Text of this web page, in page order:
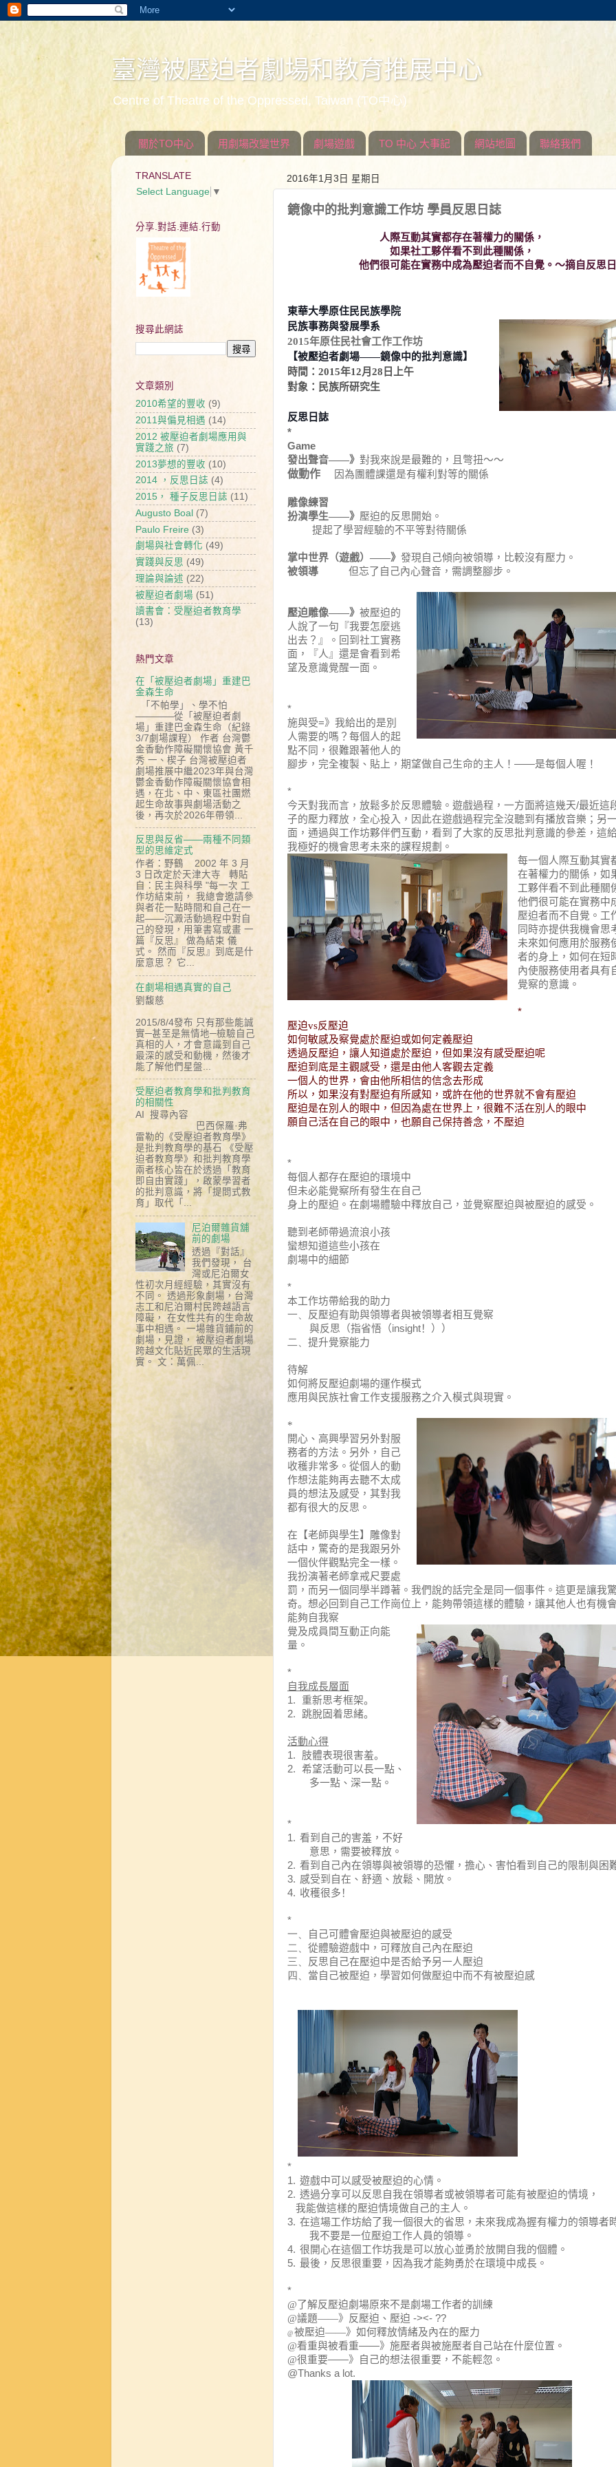
臺灣被壓迫者劇場和教育推展中心
Centre of Theatre of the Oppressed, Taiwan (TO中心)
關於TO中心 用劇場改變世界 劇場遊戲 TO 中心 大事記 網站地圖 聯絡我們
2016年1月3日 星期日
鏡像中的批判意識工作坊 學員反思日誌
人際互動其實都存在著權力的關係，
如果社工夥伴看不到此種關係，
他們很可能在實務中成為壓迫者而不自覺。～摘自反思
東華大學原住民民族學院
民族事務與發展學系
2015年原住民社會工作工作坊
【被壓迫者劇場——鏡像中的批判意識】
時間： 2015年12月 28 日上午
對象：民族所研究生
反思日誌
*
Game
發出聲音——》 對我來說是最難的，且彆扭～～
做動作 因為團體課還是有權利對等的關係
雕像練習
扮演學生——》 壓迫的反思開始。
提起了學習經驗的不平等對待關係
掌中世界（遊戲）——》 發現自己傾向被領導， 比較沒有壓力。
被領導
但忘了自己內心聲音，需調整腳步。
壓迫雕像——》 被壓迫的
人說了一句『我要怎麼逃
出去？』。 回到社工實務
面，『人』還是會看到希
望及意識覺醒一面。
*
施與受=》我給出的是別
人需要的嗎？ 每個人的起
點不同，很難跟著他人的
腳步，完全複製、貼上，期望做自己生命的主人！——是每個人喔！
*
今天對我而言，放鬆多於反思體驗。遊戲過程，一方面將這幾天/最近這
子的壓力釋放，全心投入，因此在遊戲過程完全沒聽到有播放音樂；另
面，通過與工作坊夥伴們互動，看到了大家的反思批判意識的參差，這
我極好的機會思考未來的課程規劃。
每一個人際互動其實
在著權力的關係，如
工夥伴看不到此種關
他們很可能在實務中
壓迫者而不自覺。工
同時亦提供我機會思
未來如何應用於服務
者的身上，如何在短
內使服務使用者具有
覺察的意識。
*
壓迫vs反壓迫
如何敏感及察覺處於壓迫或如何定義壓迫
透過反壓迫，讓人知道處於壓迫，但如果沒有感受壓迫呢
壓迫到底是主觀感受，還是由他人客觀去定義
一個人的世界，會由他所相信的信念去形成
所以，如果沒有對壓迫有所感知，或許在他的世界就不會有壓迫
壓迫是在別人的眼中，但因為處在世界上，很難不活在別人的眼中
願自己活在自己的眼中，也願自己保持善念，不壓迫
*
每個人都存在壓迫的環境中
但未必能覺察所有發生在自己
身上的壓迫。在劇場體驗中釋放自己，並覺察壓迫與被壓迫的感受。
聽到老師帶過流浪小孩
蠻想知道這些小孩在
劇場中的細節
*
本工作坊帶給我的助力
一、 反壓迫有助與領導者與被領導者相互覺察
與反思（指省悟（insight！））
二、 提升覺察能力
待解
如何將反壓迫劇場的運作模式
應用與民族社會工作支援服務之介入模式與現實。
*
開心、高興學習另外對服
務者的方法。另外，自己
收穫非常多。從個人的動
作想法能夠再去聽不太成
員的想法及感受，其對我
都有很大的反思。
在【老師與學生】雕像對
話中，驚奇的是我跟另外
一個伙伴觀點完全一樣。
我扮演著老師拿戒尺要處
罰，而另一個同學半蹲著。我們說的話完全是同一個事件。這更是讓我
奇。 想必回到自己工作崗位上，能夠帶領這樣的體驗，讓其他人也有機
能夠自我察
覺及成員間互動正向能
量。
*
自我成長層面
1.
重新思考框架。
2.
跳脫固着思緒。
活動心得
1.
肢體表現很害羞。
2.
希望活動可以長一點、
多一點、深一點。
*
1. 看到自己的害羞，不好
意思，需要被釋放。
2. 看到自己內在領導與被領導的恐懼，擔心、 害怕看到自己的限制與困
3. 感受到自在、舒適、放鬆、開放。
4. 收穫很多！
*
一、
自己可體會壓迫與被壓迫的感受
二、 從體驗遊戲中，可釋放自己內在壓迫
三、 反思自己在壓迫中是否給予另一人壓迫
四、 當自己被壓迫，學習如何做壓迫中而不有被壓迫感
*
1. 遊戲中可以感受被壓迫的心情。
2. 透過分享可以反思自我在領導者或被領導者可能有被壓迫的情境，
我能做這樣的壓迫情境做自己的主人。
3. 在這場工作坊給了我一個很大的省思，未來我成為握有權力的領導者
我不要是一位壓迫工作人員的領導。
4. 很開心在這個工作坊我是可以放心並勇於放開自我的個體。
5. 最後，反思很重要，因為我才能夠勇於在環境中成長。
*
@了解反壓迫劇場原來不是劇場工作者的訓練
@議題——》反壓迫、壓迫 -><- ??
@ 被壓迫——》如何釋放情緒及內在的壓力
@看重與被看重——》施壓者與被施壓者自己站在什麼位置。
@很重要——》自己的想法很重要，不能輕忽。
@Thanks a lot.
TRANSLATE
Select Language ▼
分享.對話.連結.行動
搜尋此網誌
文章類別
2010希望的豐收 (9)
2011與偏見相遇 (14)
2012 被壓迫者劇場應用與
實踐之旅 (7)
2013夢想的豐收 (10)
2014 ，反思日誌 (4)
2015， 種子反思日誌 (11)
Augusto Boal (7)
Paulo Freire (3)
劇場與社會轉化 (49)
實踐與反思 (49)
理論與論述 (22)
被壓迫者劇場 (51)
讀書會：受壓迫者教育學
(13)
熱門文章
在「被壓迫者劇場」重建巴
金森生命
「不帕學」、學不怕
————從「被壓迫者劇
場」重建巴金森生命（紀錄
3/7劇場課程） 作者 台灣鬱
金香動作障礙關懷協會 黃千
秀 一、楔子 台灣被壓迫者
劇場推展中繼2023年與台灣
鬱金香動作障礙關懷協會相
遇，在北、中、東區社團燃
起生命故事與劇場活動之
後，再次於2026年帶領...
反思與反省——兩種不同類
型的思維定式
作者：野鶴 2002 年 3 月
3 日改定於天津大寺 轉貼
自：民主與科學 "每一次 工
作坊結束前， 我總會邀請參
與者花一點時間和自己在一
起——沉澱活動過程中對自
己的發現，用筆書寫或畫 一
篇『反思』 做為結束 儀
式。 然而『反思』到底是什
麼意思？ 它...
在劇場相遇真實的自己
劉馥慈
2015/8/4發布 只有那些能誠
實─甚至是無情地─檢驗自己
真相的人，才會意識到自己
最深的感受和動機，然後才
能了解他們星盤...
受壓迫者教育學和批判教育
的相關性
AI 搜尋內容
巴西保羅·弗
雷勒的《受壓迫者教育學》
是批判教育學的基石 《受壓
迫者教育學》和批判教育學
兩者核心皆在於透過「教育
即自由實踐」，啟蒙學習者
的批判意識，將「提問式教
育」取代「...
尼泊爾雜貨舖
前的劇場
透過『對話』
我們發現， 台
灣或尼泊爾女
性初次月經經驗，其實沒有
不同。 透過形象劇場，台灣
志工和尼泊爾村民跨越語言
障礙， 在女性共有的生命故
事中相遇。 一場雜貨鋪前的
劇場，見證， 被壓迫者劇場
跨越文化貼近民眾的生活現
實。 文：萬佩...